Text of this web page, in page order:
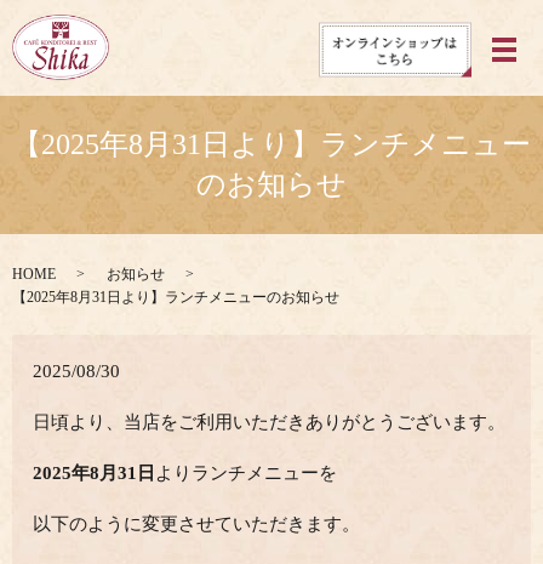
メ
【2025年8月31日より】ランチメニュー
のお知らせ
HOME
お知らせ
【2025年8月31日より】ランチメニューのお知らせ
2025/08/30
日頃より、当店をご利用いただきありがとうございます。
2025年8月31日 よりランチメニューを
以下のように変更させていただきます。